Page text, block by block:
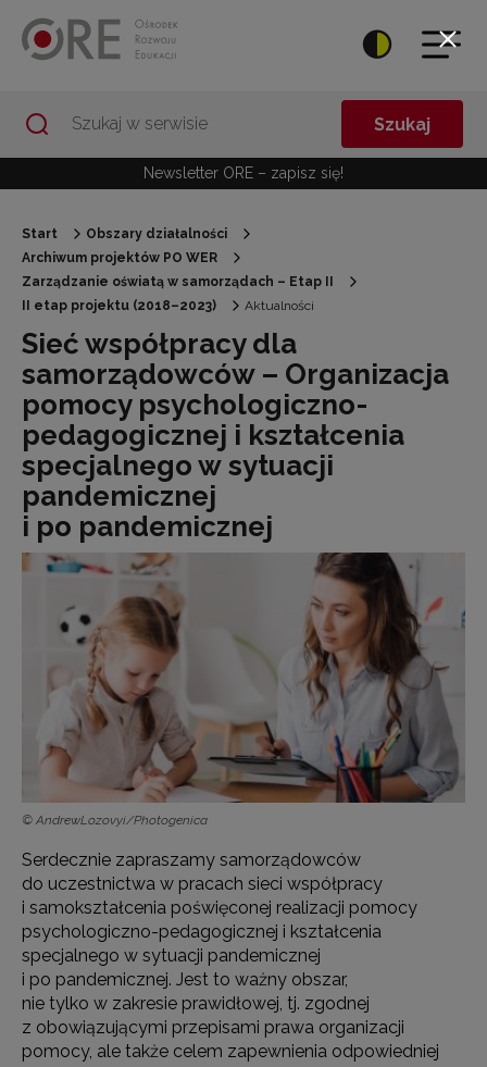
Szukaj
Newsletter ORE – zapisz się!
Start
Obszary działalności
Archiwum projektów PO WER
Zarządzanie oświatą w samorządach – Etap II
II etap projektu (2018–2023)
Aktualności
Sieć współpracy dla
samorządowców – Organizacja
pomocy psychologiczno-
pedagogicznej i kształcenia
specjalnego w sytuacji
pandemicznej
i po pandemicznej
© AndrewLozovyi/Photogenica
Serdecznie zapraszamy samorządowców
do uczestnictwa w pracach sieci współpracy
i samokształcenia poświęconej realizacji pomocy
psychologiczno-pedagogicznej i kształcenia
specjalnego w sytuacji pandemicznej
i po pandemicznej. Jest to ważny obszar,
nie tylko w zakresie prawidłowej, tj. zgodnej
z obowiązującymi przepisami prawa organizacji
pomocy, ale także celem zapewnienia odpowiedniej